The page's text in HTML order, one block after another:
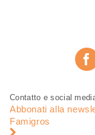
Piè
pagina
Navigazione
pagina
Contatto e social
Abbonati alla
Famigros